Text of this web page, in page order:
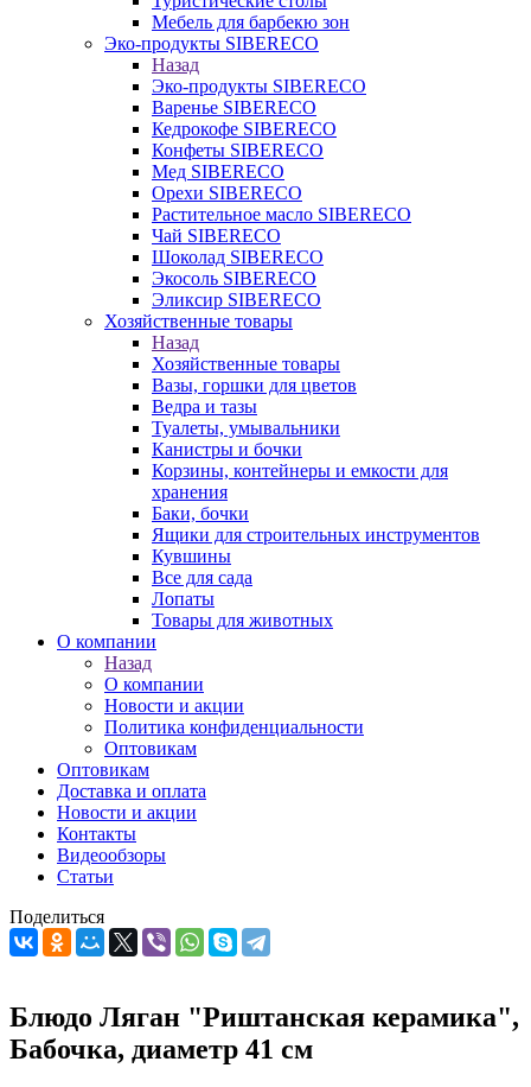
Мебель для барбекю зон
Эко-продукты SIBERECO
Назад
Эко-продукты SIBERECO
Варенье SIBERECO
Кедрокофе SIBERECO
Конфеты SIBERECO
Мед SIBERECO
Орехи SIBERECO
Растительное масло SIBERECO
Чай SIBERECO
Шоколад SIBERECO
Экосоль SIBERECO
Эликсир SIBERECO
Хозяйственные товары
Назад
Хозяйственные товары
Вазы, горшки для цветов
Ведра и тазы
Туалеты, умывальники
Канистры и бочки
Корзины, контейнеры и емкости для
хранения
Баки, бочки
Ящики для строительных инструментов
Кувшины
Все для сада
Лопаты
Товары для животных
О компании
Назад
О компании
Новости и акции
Политика конфиденциальности
Оптовикам
Оптовикам
Доставка и оплата
Новости и акции
Контакты
Видеообзоры
Статьи
Поделиться
Блюдо Ляган "Риштанская керамика",
Бабочка, диаметр 41 см